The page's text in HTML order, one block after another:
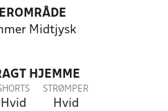
Midtjysk
HJEMME
Hvid
STRØMPER
Hvid